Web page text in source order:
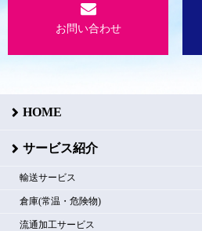
お問い合わせ
HOME
サービス紹介
輸送サービス
倉庫(常温・危険物)
流通加工サービス